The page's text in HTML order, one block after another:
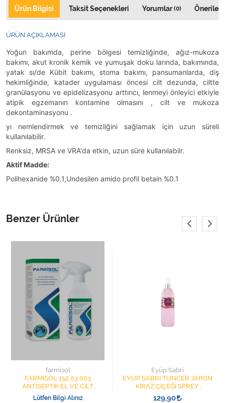
Ürün Bilgisi Taksit Seçenekleri Yorumlar(0)
ÜRÜN AÇIKLAMASI:
Yoğun bakımda, perine bölgesi temizliğinde, ağız-mukoza
bakımı, akut kronik kemik ve yumuşak doku larında, bakımında,
yatak sı/de Kübit bakımı, stoma bakımı, pansumanlarda, diş
hekimliğinde, katader uygulaması öncesi cilt dezunda, ciltte
granülasyonu ve epidelizasyonu arttırıcı, lenmeyi önleyici etkiyle
atipik egzemanın kontamine olmasını , cilt ve mukoza
dekontaminasyonu .
yı nemlendirmek ve temizliğini sağlamak için uzun süreli
kullanılabilir.
Renksiz, MRSA ve VRA'da etkin, uzun süre kullanılabilr.
Aktif Madde:
Polihexanide %0.1,Undesilen amido profil betain %0.1
Benzer Ürünler
farmisol
FARMİSOL 152.03.003
ANTİSEPTİK EL VE CİLT
DEZENFEKTANI 500 ML
Lütfen Bilgi Alınız
Eyüp Sabri
EYÜP SABRİ TUNCER JAPON
KİRAZ ÇİÇEĞİ SPREY
KOLONYA 150ML
129,90